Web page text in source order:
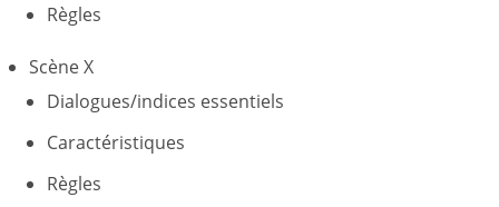
Règles
Scène X
Dialogues/indices essentiels
Caractéristiques
Règles